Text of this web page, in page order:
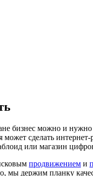
бизнес можно и
сделать
или магазин
продвижением и
мы держим планку